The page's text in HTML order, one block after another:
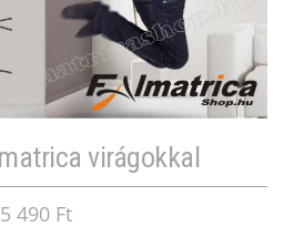
virágokkal
5 490 Ft